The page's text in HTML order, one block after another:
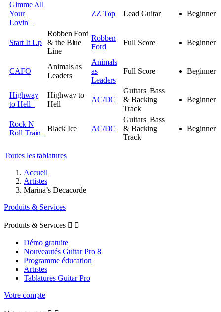
Gimme All
Your
Lovin'
ZZ Top Lead Guitar Beginner
Start It Up
Robben Ford
& the Blue
Line
Robben
Ford
Full Score Beginner
CAFO
Animals as
Leaders
Animals
as
Leaders
Full Score Beginner
Highway
to Hell
Highway to
Hell
AC/DC
Guitars, Bass
& Backing
Track
Beginner
Rock N
Roll Train
Black Ice AC/DC
Guitars, Bass
& Backing
Track
Beginner
Toutes les tablatures
Accueil
Artistes
Marina’s Decacorde
Produits & Services
Produits & Services  
Démo gratuite
Nouveautés Guitar Pro 8
Programme éducation
Artistes
Tablatures Guitar Pro
Votre compte